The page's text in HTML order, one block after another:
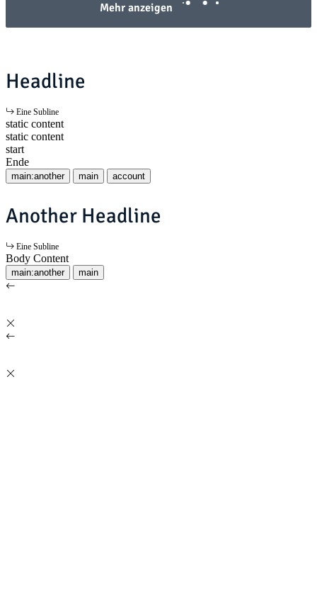
Mehr anzeigen
Headline
Eine Subline
static content
static content
start
Ende
main:another main account
Another Headline
Eine Subline
Body Content
main:another main